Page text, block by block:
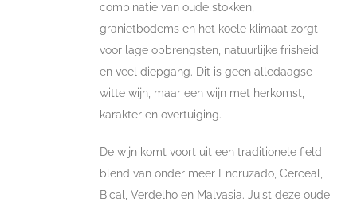
combinatie van oude stokken,
granietbodems en het koele klimaat zorgt
voor lage opbrengsten, natuurlijke frisheid
en veel diepgang. Dit is geen alledaagse
witte wijn, maar een wijn met herkomst,
karakter en overtuiging.
De wijn komt voort uit een traditionele field
blend van onder meer Encruzado, Cerceal,
Bical, Verdelho en Malvasia. Juist deze oude